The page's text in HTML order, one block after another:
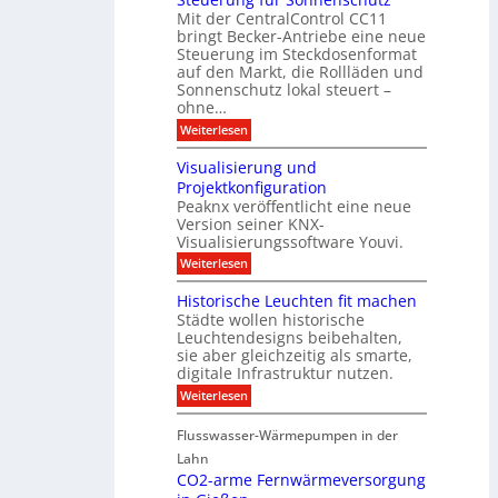
e
r
n
c
h
z
u
E
n
e
a
y
u
d
e
:
D
a
t
e
n
a
n
a
l
y
s
e
d
i
r
e
k
t
i
n
d
e
r
n
r
a
d
u
l
a
r
e
r
C
o
n
t
r
o
l
l
e
r
m
i
t
K
N
X
-
I
n
t
g
a
t
Mit der CentralControl CC11
bringt Becker-Antriebe eine neue
Steuerung im Steckdosenformat
auf den Markt, die Rollläden und
Sonnenschutz lokal steuert –
ohne…
Weiterlesen:
S
e
u
e
r
u
n
g
f
ü
r
S
o
n
n
e
n
c
t
Visualisierung und
Projektkonfiguration
Peaknx veröffentlicht eine neue
Version seiner KNX-
Visualisierungssoftware Youvi.
Weiterlesen:
V
s
u
a
l
i
s
i
e
r
g
Historische Leuchten fit machen
Städte wollen historische
Leuchtendesigns beibehalten,
sie aber gleichzeitig als smarte,
digitale Infrastruktur nutzen.
Weiterlesen:
H
s
r
Flusswasser-Wärmepumpen in der
Lahn
CO2-arme Fernwärmeversorgung